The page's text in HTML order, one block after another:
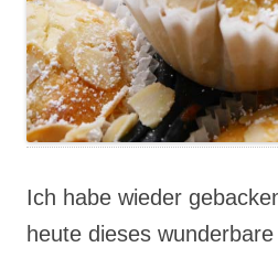
Ich habe wieder
heute dieses